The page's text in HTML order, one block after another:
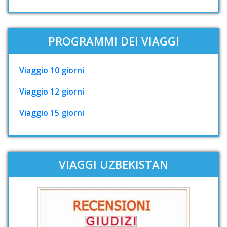
PROGRAMMI DEI VIAGGI
Viaggio 10 giorni
Viaggio 12 giorni
Viaggio 15 giorni
VIAGGI UZBEKISTAN